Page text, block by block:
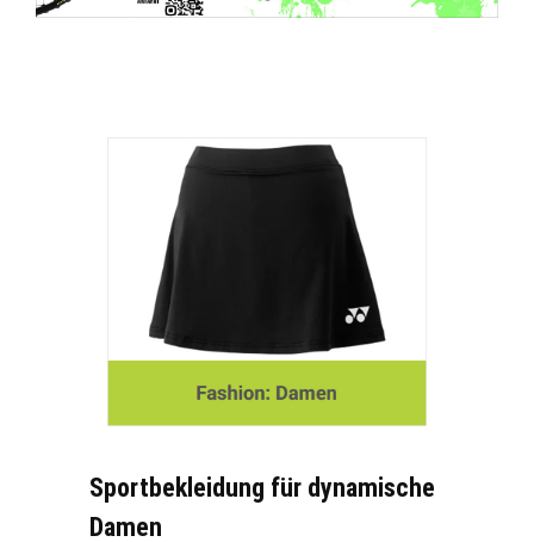
Sportbekleidung für dynamische
Damen